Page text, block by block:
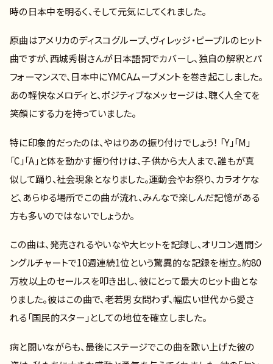
時の日本中を明るく、そして元気にしてくれました。
原曲はアメリカのディスコグループ、ヴィレッジ・ピープルのヒット
曲ですが、西城秀樹さんが日本語詞でカバーし、独自の解釈とパ
フォーマンスで、日本中にYMCAムーブメントを巻き起こしました。
あの軽快なメロディと、ポジティブなメッセージは、聴く人全てを
笑顔にする力を持っていました。
特に印象的だったのは、やはりあの振り付けでしょう！ 「Y」「M」
「C」「A」と体を動かす振り付けは、子供から大人まで、誰もが真
似して踊り、社会現象となりました。運動会やお祭り、カラオケな
ど、あらゆる場所でこの曲が流れ、みんなで楽しんだ記憶がある
方も多いのではないでしょうか。
この曲は、発売されるやいなや大ヒットを記録し、オリコン週間シ
ングルチャートで10週連続1位という驚異的な記録を樹立。約80
万枚以上のセールスを叩き出し、彼にとって最大のヒット曲とな
りました。彼はこの曲で、老若男女問わず、幅広い世代から愛さ
れる「国民的スター」としての地位を確立しました。
病と闘いながらも、最後にステージでこの曲を歌い上げた彼の